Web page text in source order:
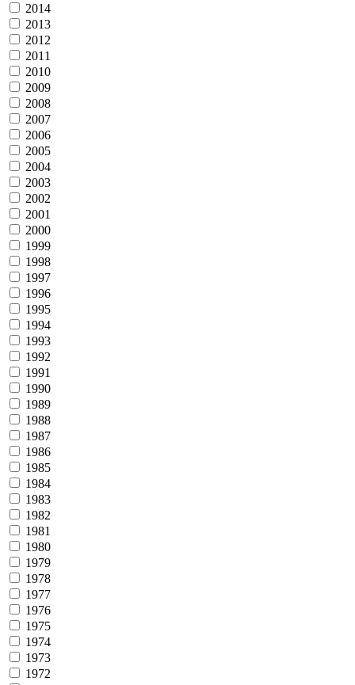
2014
2013
2012
2011
2010
2009
2008
2007
2006
2005
2004
2003
2002
2001
2000
1999
1998
1997
1996
1995
1994
1993
1992
1991
1990
1989
1988
1987
1986
1985
1984
1983
1982
1981
1980
1979
1978
1977
1976
1975
1974
1973
1972